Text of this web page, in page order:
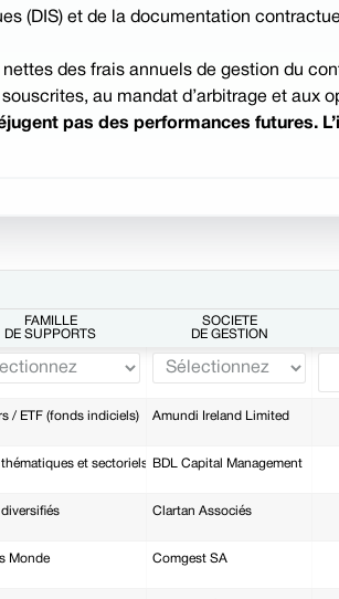
(DIS) et de la documentation
des frais annuels de gestion du
au mandat d’arbitrage et aux
pas des performances futures.
FAMILLE
DE SUPPORTS
SOCIÉTÉ
DE GESTION
/ ETF (fonds indiciels) Amundi Ireland Limited
et sectoriels BDL Capital Management
Clartan Associés
Monde Comgest SA